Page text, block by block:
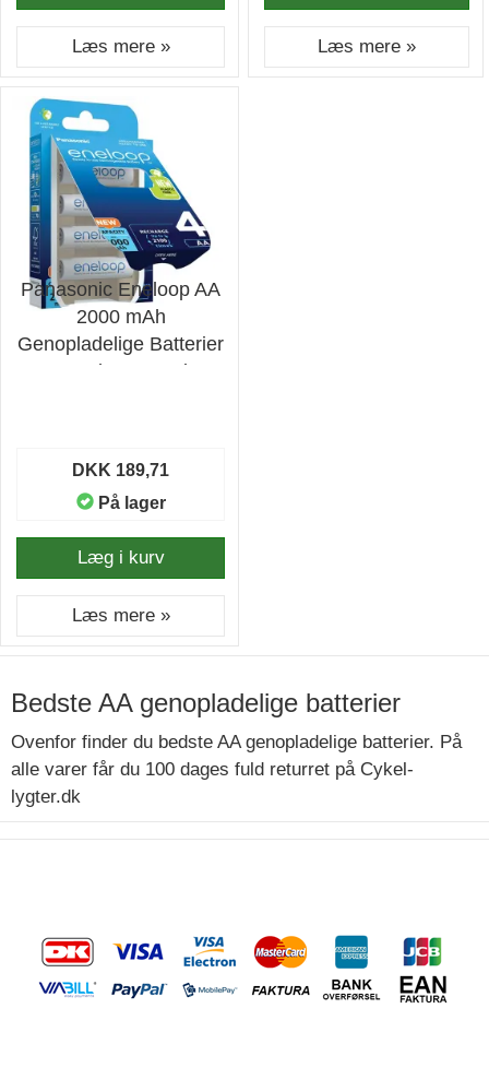
Læs mere » Læs mere »
Panasonic Eneloop AA
2000 mAh
Genopladelige Batterier
- 4 stk. - Batteri
DKK 189,71
På lager
Læg i kurv
Læs mere »
Bedste AA genopladelige batterier
Ovenfor finder du bedste AA genopladelige batterier. På
alle varer får du 100 dages fuld returret på Cykel-
lygter.dk